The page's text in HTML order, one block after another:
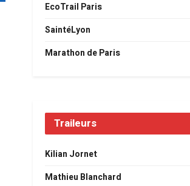
EcoTrail Paris
SaintéLyon
Marathon de Paris
Traileurs
Kilian Jornet
Mathieu Blanchard